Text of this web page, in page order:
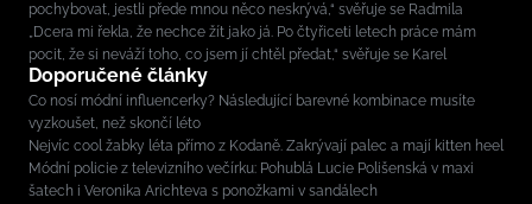
pochybovat, jestli přede mnou něco neskrývá,“ svěřuje se Radmila
„Dcera mi řekla, že nechce žít jako já. Po čtyřiceti letech práce mám
pocit, že si neváží toho, co jsem jí chtěl předat,“ svěřuje se Karel
Doporučené články
Co nosí módní influencerky? Následující barevné kombinace musíte
vyzkoušet, než skončí léto
Nejvíc cool žabky léta přímo z Kodaně. Zakrývají palec a mají kitten heel
Módní policie z televizního večírku: Pohublá Lucie Polišenská v maxi
šatech i Veronika Arichteva s ponožkami v sandálech